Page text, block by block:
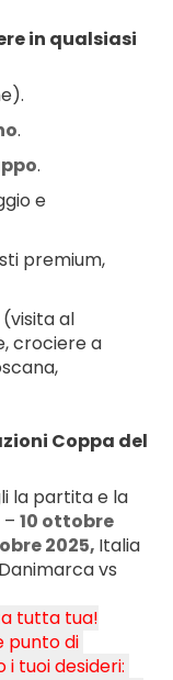
in qualsiasi
.
.
e
premium,
(visita al
crociere a
Coppa del
la partita e la
10 ottobre
2025, Italia
Danimarca vs
tutta tua!
punto di
tuoi desideri: